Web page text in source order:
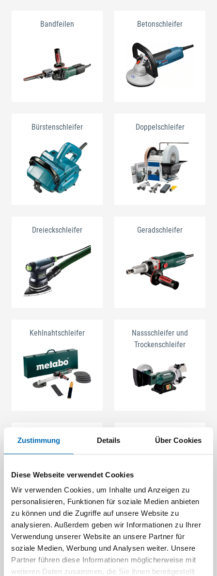
Zustimmung Details Über Cookies
Diese Webseite verwendet Cookies
Wir verwenden Cookies, um Inhalte und Anzeigen zu
personalisieren, Funktionen für soziale Medien anbieten
zu können und die Zugriffe auf unsere Website zu
analysieren. Außerdem geben wir Informationen zu Ihrer
Verwendung unserer Website an unsere Partner für
soziale Medien, Werbung und Analysen weiter. Unsere
Partner führen diese Informationen möglicherweise mit
weiteren Daten zusammen, die Sie ihnen bereitgestellt
Bandfeilen Betonschleifer
Bürstenschleifer Doppelschleifer
Dreieckschleifer Geradschleifer
Kehlnahtschleifer
Nassschleifer und
Trockenschleifer
Renovierungsschleifer Rohrbandschleifer
Satiniermaschinen Schärfgeräte